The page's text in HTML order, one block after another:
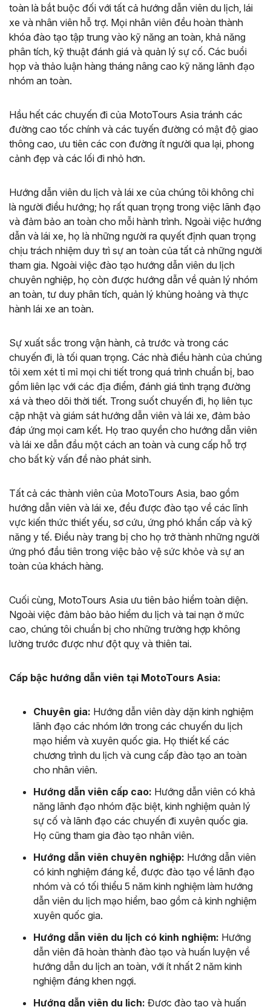
toàn là bắt buộc đối với tất cả hướng dẫn viên du lịch, lái
xe và nhân viên hỗ trợ. Mọi nhân viên đều hoàn thành
khóa đào tạo tập trung vào kỹ năng an toàn, khả năng
phân tích, kỹ thuật đánh giá và quản lý sự cố. Các buổi
họp và thảo luận hàng tháng nâng cao kỹ năng lãnh đạo
nhóm an toàn.
Hầu hết các chuyến đi của MotoTours Asia tránh các
đường cao tốc chính và các tuyến đường có mật độ giao
thông cao, ưu tiên các con đường ít người qua lại, phong
cảnh đẹp và các lối đi nhỏ hơn.
Hướng dẫn viên du lịch và lái xe của chúng tôi không chỉ
là người điều hướng; họ rất quan trọng trong việc lãnh đạo
và đảm bảo an toàn cho mỗi hành trình. Ngoài việc hướng
dẫn và lái xe, họ là những người ra quyết định quan trọng
chịu trách nhiệm duy trì sự an toàn của tất cả những người
tham gia. Ngoài việc đào tạo hướng dẫn viên du lịch
chuyên nghiệp, họ còn được hướng dẫn về quản lý nhóm
an toàn, tư duy phân tích, quản lý khủng hoảng và thực
hành lái xe an toàn.
Sự xuất sắc trong vận hành, cả trước và trong các
chuyến đi, là tối quan trọng. Các nhà điều hành của chúng
tôi xem xét tỉ mỉ mọi chi tiết trong quá trình chuẩn bị, bao
gồm liên lạc với các địa điểm, đánh giá tình trạng đường
xá và theo dõi thời tiết. Trong suốt chuyến đi, họ liên tục
cập nhật và giám sát hướng dẫn viên và lái xe, đảm bảo
đáp ứng mọi cam kết. Họ trao quyền cho hướng dẫn viên
và lái xe dẫn đầu một cách an toàn và cung cấp hỗ trợ
cho bất kỳ vấn đề nào phát sinh.
Tất cả các thành viên của MotoTours Asia, bao gồm
hướng dẫn viên và lái xe, đều được đào tạo về các lĩnh
vực kiến thức thiết yếu, sơ cứu, ứng phó khẩn cấp và kỹ
năng y tế. Điều này trang bị cho họ trở thành những người
ứng phó đầu tiên trong việc bảo vệ sức khỏe và sự an
toàn của khách hàng.
Cuối cùng, MotoTours Asia ưu tiên bảo hiểm toàn diện.
Ngoài việc đảm bảo bảo hiểm du lịch và tai nạn ở mức
cao, chúng tôi chuẩn bị cho những trường hợp không
lường trước được như đột quỵ và thiên tai.
Cấp bậc hướng dẫn viên tại MotoTours Asia:
Chuyên gia: Hướng dẫn viên dày dặn kinh nghiệm
lãnh đạo các nhóm lớn trong các chuyến du lịch
mạo hiểm và xuyên quốc gia. Họ thiết kế các
chương trình du lịch và cung cấp đào tạo an toàn
cho nhân viên.
Hướng dẫn viên cấp cao: Hướng dẫn viên có khả
năng lãnh đạo nhóm đặc biệt, kinh nghiệm quản lý
sự cố và lãnh đạo các chuyến đi xuyên quốc gia.
Họ cũng tham gia đào tạo nhân viên.
Hướng dẫn viên chuyên nghiệp: Hướng dẫn viên
có kinh nghiệm đáng kể, được đào tạo về lãnh đạo
nhóm và có tối thiểu 5 năm kinh nghiệm làm hướng
dẫn viên du lịch mạo hiểm, bao gồm cả kinh nghiệm
xuyên quốc gia.
Hướng dẫn viên du lịch có kinh nghiệm: Hướng
dẫn viên đã hoàn thành đào tạo và huấn luyện về
hướng dẫn du lịch an toàn, với ít nhất 2 năm kinh
nghiệm đáng khen ngợi.
Hướng dẫn viên du lịch: Được đào tạo và huấn